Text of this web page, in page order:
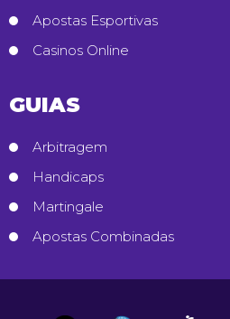
Apostas Esportivas
Casinos Online
GUIAS
Arbitragem
Handicaps
Martingale
Apostas Combinadas